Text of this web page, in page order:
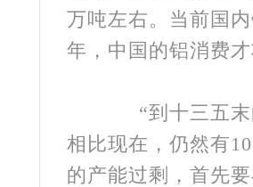
万吨左右。当前国
年，中国的铝消费
“到十三五末
相比现在，仍然有
的产能过剩，首先